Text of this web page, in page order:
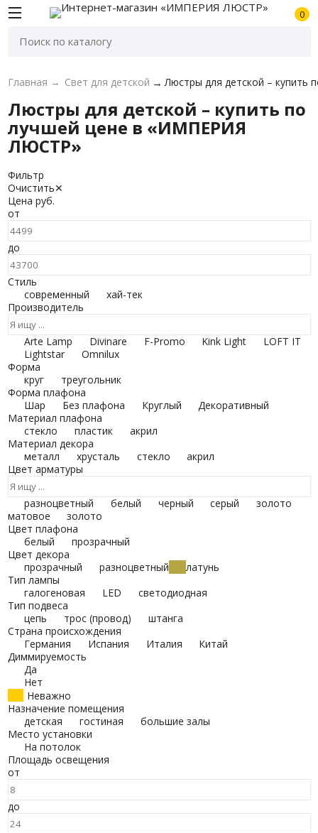
0
Главная → Свет для детской → Люстры для детской –
Люстры для детской – купить по
лучшей цене в «ИМПЕРИЯ
ЛЮСТР»
Фильтр
Очистить✕
Цена руб.
от
до
Стиль
современный
хай-тек
Производитель
Arte Lamp Divinare F-Promo Kink Light
LOFT IT
Lightstar
Omnilux
Форма
круг
треугольник
Форма плафона
Шар
Без плафона Круглый
Декоративный
Материал плафона
стекло
пластик
акрил
Материал декора
металл
хрусталь стекло
акрил
Цвет арматуры
разноцветный белый черный серый
золото
матовое
золото
Цвет плафона
белый
прозрачный
Цвет декора
прозрачный
разноцветный
латунь
Тип лампы
галогеновая
LED
светодиодная
Тип подвеса
цепь
трос (провод)
штанга
Страна происхождения
Германия
Испания Италия
Китай
Диммируемость
Да
Нет
Неважно
Назначение помещения
детская
гостиная
большие залы
Место установки
На потолок
Площадь освещения
от
до